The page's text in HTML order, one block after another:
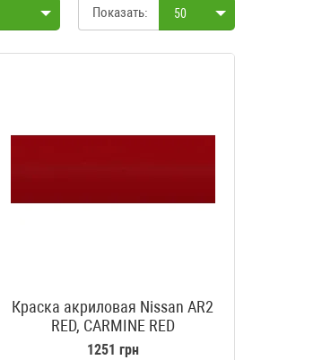
Показать: 50
Краска акриловая Nissan AR2
RED, CARMINE RED
1251 грн